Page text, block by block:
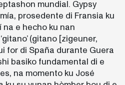
mundial. Gypsy
prosedente di Fransia ku
e hecho ku nan
(gitano [zigeuner,
for di Spaña durante Guera
basiko fundamental di e
na momento ku José